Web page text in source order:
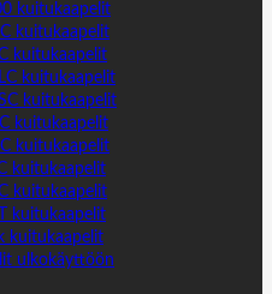
kuitukaapelit
kuitukaapelit
kuitukaapelit
kuitukaapelit
kuitukaapelit
kuitukaapelit
kuitukaapelit
kuitukaapelit
kuitukaapelit
kuitukaapelit
kuitukaapelit
ulkokäyttöön